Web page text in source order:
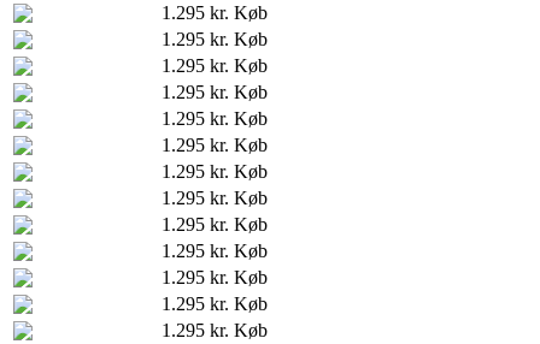
1.295 kr. Køb
1.295 kr. Køb
1.295 kr. Køb
1.295 kr. Køb
1.295 kr. Køb
1.295 kr. Køb
1.295 kr. Køb
1.295 kr. Køb
1.295 kr. Køb
1.295 kr. Køb
1.295 kr. Køb
1.295 kr. Køb
1.295 kr. Køb